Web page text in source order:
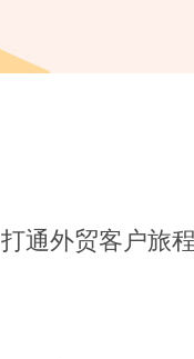
打通外贸客户旅